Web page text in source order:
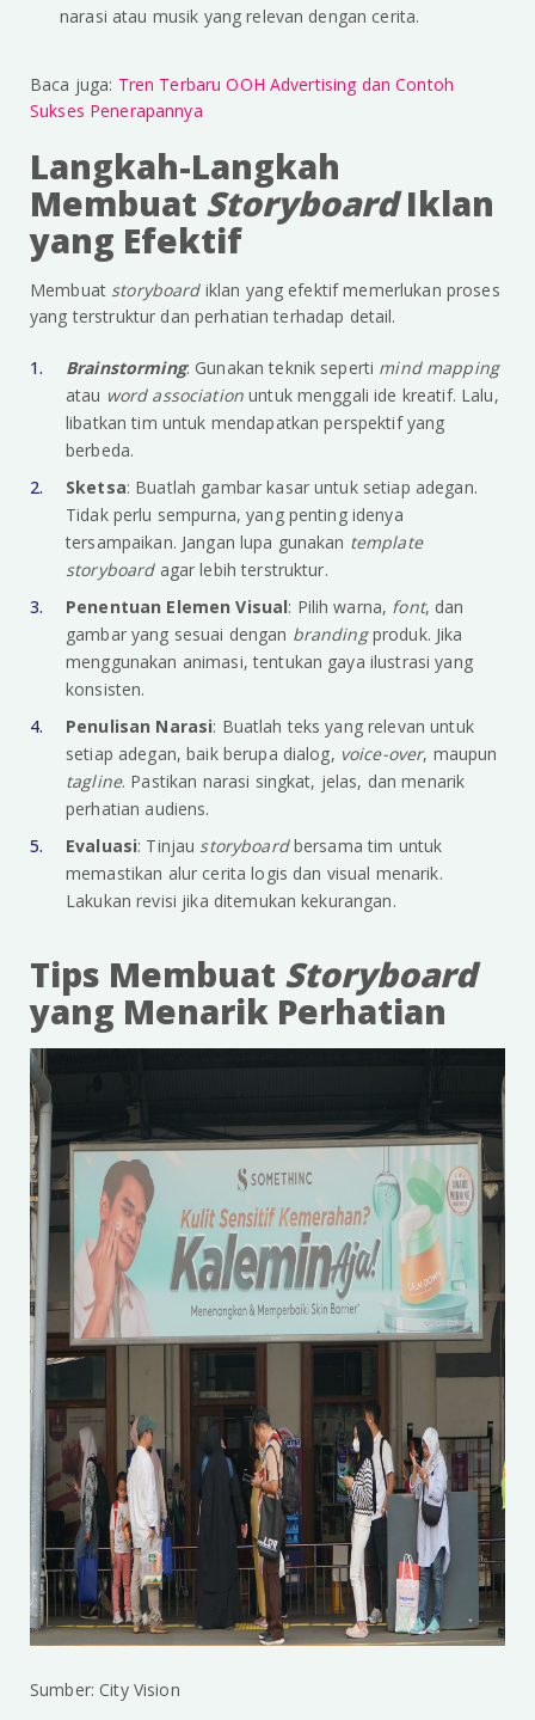
narasi atau musik yang relevan dengan cerita.
Baca juga: Tren Terbaru OOH Advertising dan Contoh
Sukses Penerapannya
Langkah-Langkah
Membuat StoryboardIklan
yang Efektif
Membuat storyboard iklan yang efektif memerlukan proses
yang terstruktur dan perhatian terhadap detail.
Brainstorming: Gunakan teknik seperti mind mapping
atau word associationuntuk menggali ide kreatif. Lalu,
libatkan tim untuk mendapatkan perspektif yang
berbeda.
Sketsa: Buatlah gambar kasar untuk setiap adegan.
Tidak perlu sempurna, yang penting idenya
tersampaikan. Jangan lupa gunakan template
storyboard agar lebih terstruktur.
Penentuan Elemen Visual: Pilih warna, font, dan
gambar yang sesuai dengan brandingproduk. Jika
menggunakan animasi, tentukan gaya ilustrasi yang
konsisten.
Penulisan Narasi: Buatlah teks yang relevan untuk
setiap adegan, baik berupa dialog, voice-over, maupun
tagline. Pastikan narasi singkat, jelas, dan menarik
perhatian audiens.
Evaluasi: Tinjau storyboardbersama tim untuk
memastikan alur cerita logis dan visual menarik.
Lakukan revisi jika ditemukan kekurangan.
Tips Membuat Storyboard
yang Menarik Perhatian
Sumber: City Vision